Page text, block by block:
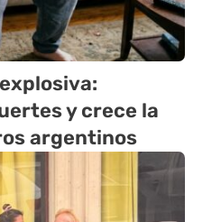
y crece la
argentinos